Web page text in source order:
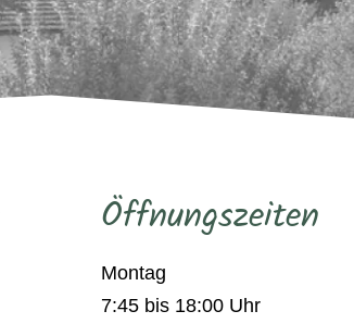
Öffnungszeiten
Montag
7:45 bis 18:00 Uhr